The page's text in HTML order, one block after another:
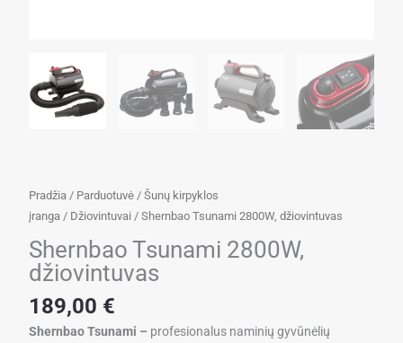
Pradžia / Parduotuvė /Šunų kirpyklos
įranga / Džiovintuvai / Shernbao Tsunami 2800W, džiovintuvas
Shernbao Tsunami 2800W,
džiovintuvas
189,00 €
Shernbao Tsunami – profesionalus naminių gyvūnėlių